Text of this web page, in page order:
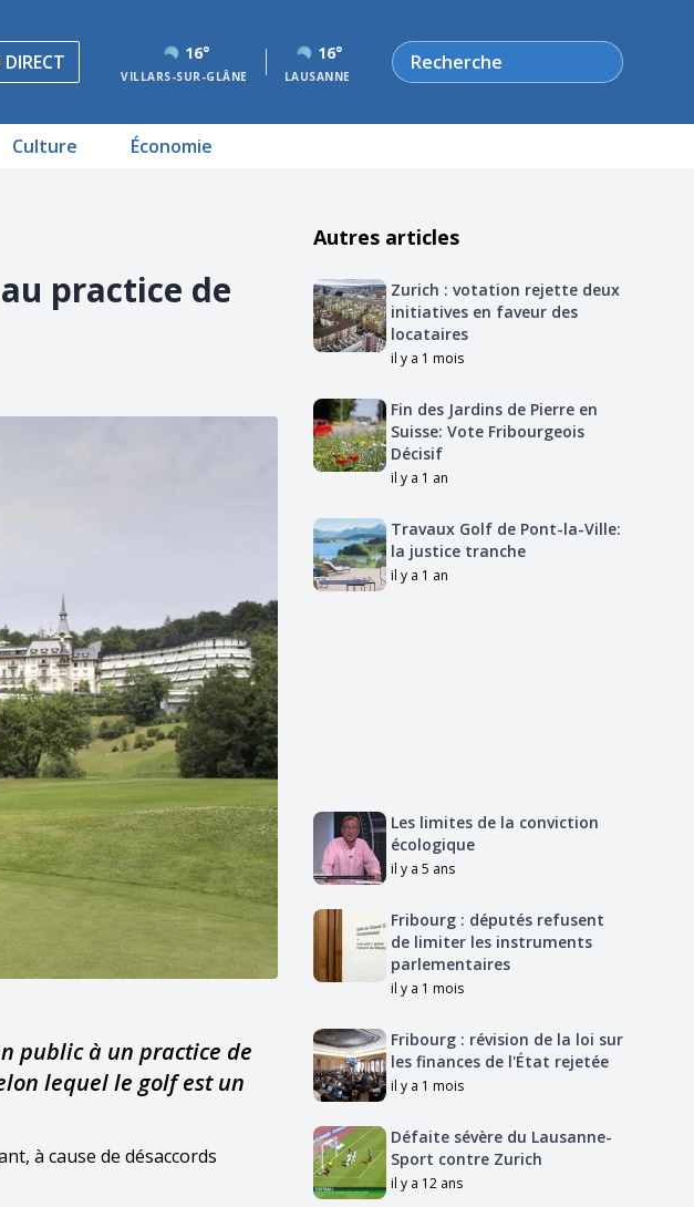
DIRECT 16°
VILLARS-SUR-GLÂNE
16°
LAUSANNE
Rechercher
Culture Économie
practice de
public à un practice de
lequel le golf est un
à cause de désaccords
Autres articles
Zurich : votation rejette deux
initiatives en faveur des
locataires
il y a 1 mois
Fin des Jardins de Pierre en
Suisse: Vote Fribourgeois
Décisif
il y a 1 an
Travaux Golf de Pont-la-Ville:
la justice tranche
il y a 1 an
Les limites de la conviction
écologique
il y a 5 ans
Fribourg : députés refusent
de limiter les instruments
parlementaires
il y a 1 mois
Fribourg : révision de la loi sur
les finances de l'État rejetée
il y a 1 mois
Défaite sévère du Lausanne-
Sport contre Zurich
il y a 12 ans